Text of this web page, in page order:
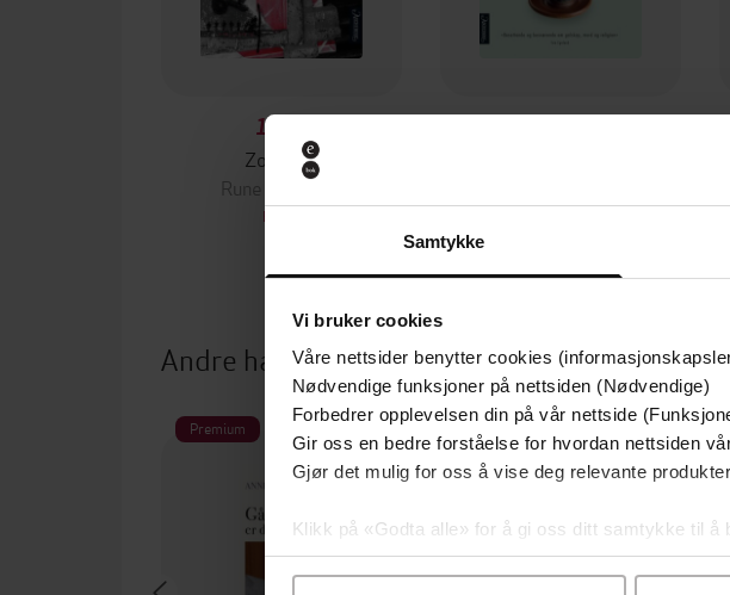
Samtykke
Vi bruker cookies
Våre nettsider benytter cookies
Nødvendige funksjoner på nettsiden (Nødvendige)
Forbedrer opplevelsen din på vår nettside
Gir oss en bedre forståelse for hvordan nettsiden
Gjør det mulig for oss å vise deg relevante
Klikk på «Godta alle» for å gi oss ditt samtykke til
samtykke til spesifikke formål ved å klikke på
119,-
Zookose
Rune Salvesen
EBOK
Andre har også kjøpt
Premium